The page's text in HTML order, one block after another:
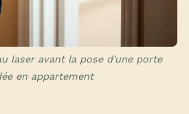
laser avant la pose d'une porte
en appartement